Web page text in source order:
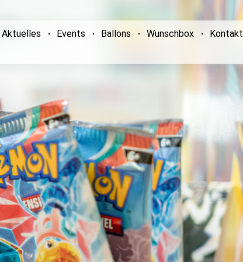
Aktuelles Events Ballons Wunschbox Kontakt